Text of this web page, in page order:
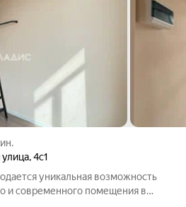
улица,4с1
уникальная возможность
и современного помещения в